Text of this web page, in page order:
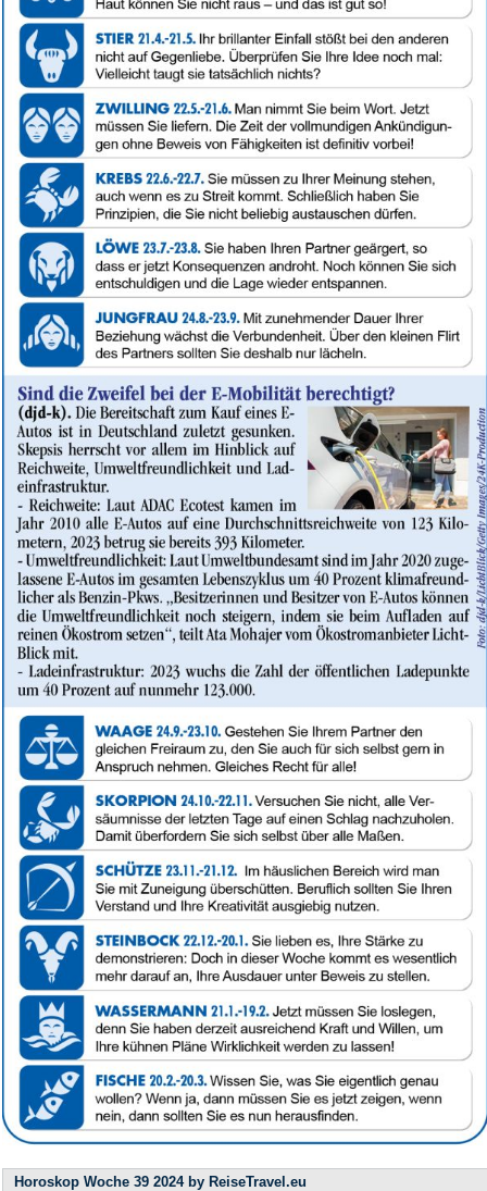
Horoskop Woche 39 2024 by ReiseTravel.eu